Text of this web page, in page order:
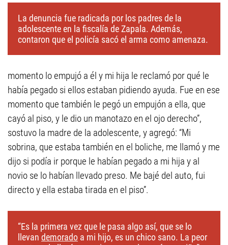
La denuncia fue radicada por los padres de la
adolescente en la fiscalía de Zapala. Además,
contaron que el policía sacó el arma como amenaza.
momento lo empujó a él y mi hija le reclamó por qué le
había pegado si ellos estaban pidiendo ayuda. Fue en ese
momento que también le pegó un empujón a ella, que
cayó al piso, y le dio un manotazo en el ojo derecho”,
sostuvo la madre de la adolescente, y agregó: “Mi
sobrina, que estaba también en el boliche, me llamó y me
dijo si podía ir porque le habían pegado a mi hija y al
novio se lo habían llevado preso. Me bajé del auto, fui
directo y ella estaba tirada en el piso”.
“Es la primera vez que le pasa algo así, que se lo
llevan demorado a mi hijo, es un chico sano. La peor